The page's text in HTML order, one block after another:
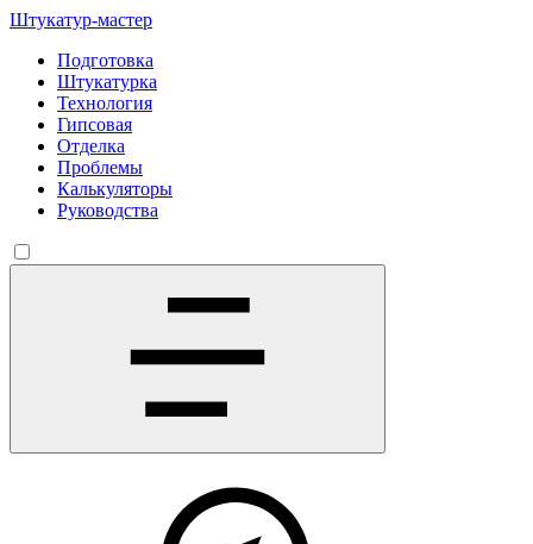
Штукатур-мастер
Подготовка
Штукатурка
Технология
Гипсовая
Отделка
Проблемы
Калькуляторы
Руководства